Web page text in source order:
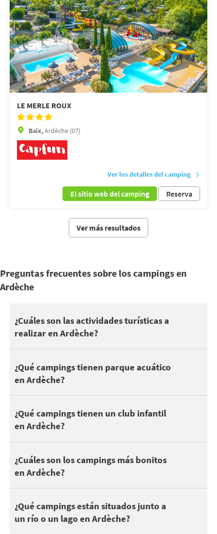
LE MERLE ROUX
Baix,Ardèche (07)
Ver los detalles del camping
El sitio web del camping Reserva
Ver más resultados
Preguntas frecuentes sobre los campings en
Ardèche
¿Cuáles son las actividades turísticas a
realizar en Ardèche?
El Ardèche ofrece sitios turísticos para descubrir: Cévennes,
También puede profiter de vos vacances en Ardèche pour
¿Qué campings tienen parque acuático
en Ardèche?
Aunque 179 campings en Ardèche tienen al menos una
Descubre todos los
¿Qué campings tienen un club infantil
en Ardèche?
A los niños y adolescentes les gusta acampar para hacer
¿Cuáles son los campings más bonitos
en Ardèche?
Un camping bonito no es siempre una cuestión de
¿Qué campings están situados junto a
un río o un lago en Ardèche?
En Ardèche, puedes encontrar 241 campings junto a un lago o